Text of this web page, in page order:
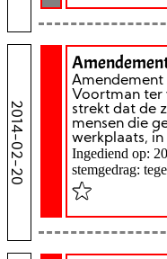
2014-02-20
Amendement
Voortman ter
strekt dat de
mensen die
werkplaats, in
Ingediend op:
stemgedrag: